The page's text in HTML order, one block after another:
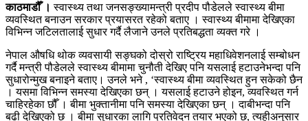
काठमाडौँ । स्वास्थ्य तथा जनसङ्ख्यामन्त्री प्रदीप पौडेलले स्वास्थ्य बीमा
व्यवस्थित बनाउन सरकार प्रयासरत रहेको बताए । स्वास्थ्य बीमामा देखिएका
विभिन्न जटिलतालाई सुधार गर्दै लैजाने उनले प्रतिबद्धता व्यक्त गरे ।
नेपाल औषधि थोक व्यवसायी सङ्घको दोस्रो राष्ट्रिय महाधिवेशनलाई सम्बोधन
गर्दै मन्त्री पौडेलले स्वास्थ्य बीमामा चुनौती देखिए पनि यसलाई हटाउनेभन्दा पनि
सुधारोन्मुख बनाइने बताए। उनले भने , ‘स्वास्थ्य बीमा व्यवस्थित हुन सकेको छैन
। यसमा विभिन्न समस्या देखिएका छन् । यसलाई हटाउने होइन, व्यवस्थित गर्न
चाहिरहेका छौँ । बीमा भुक्तानीमा पनि समस्या देखिएका छन् । दाबीभन्दा पनि
बढी देखिएको छ । बीमा सुधारका लागि प्रतिवेदन तयार भएको छ, त्यहीअनुसार